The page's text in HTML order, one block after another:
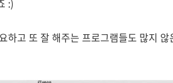
:)
하고 또 잘 해주는 프로그램들도 많지